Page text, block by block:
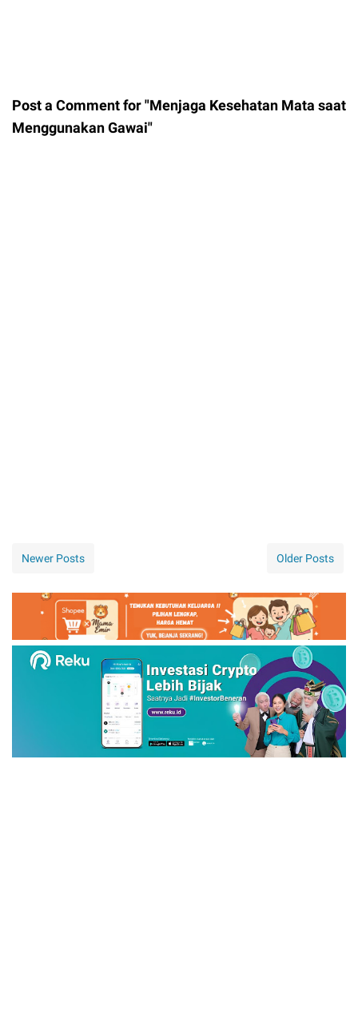
Post a Comment for "Menjaga Kesehatan Mata saat
Menggunakan Gawai"
Newer Posts Older Posts